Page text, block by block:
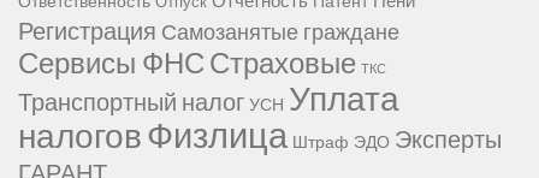
Регистрация Самозанятые граждане
Сервисы ФНССтраховые ТКС
Транспортный налогУСН Уплата
налоговФизлица Штраф ЭДО Эксперты